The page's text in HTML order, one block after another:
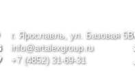
г. Ярославль, ул. Базовая 5В
info@artalexgroup.ru
+7 (4852) 31-69-31